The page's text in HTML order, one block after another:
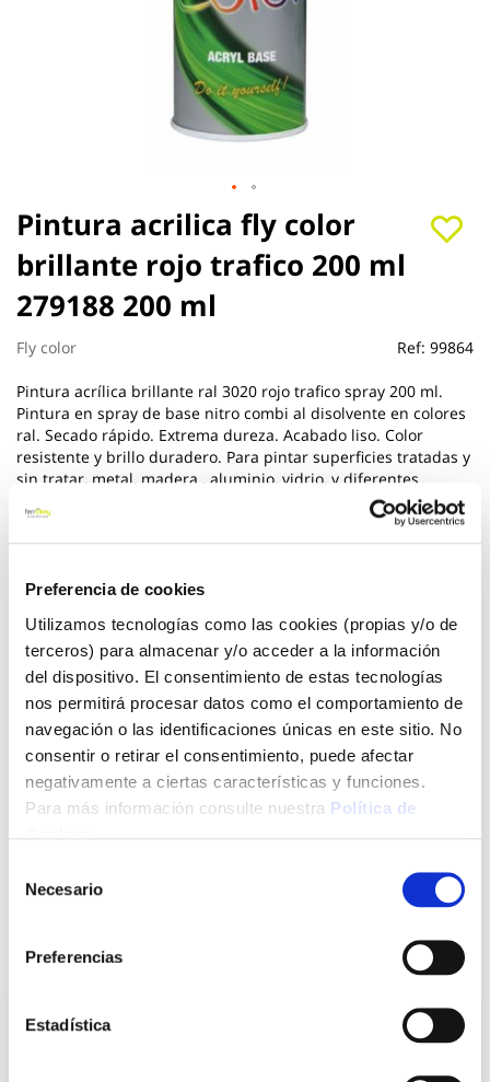
Preferencia de cookies
Utilizamos tecnologías como las cookies (propias y/o de
terceros) para almacenar y/o acceder a la información
del dispositivo. El consentimiento de estas tecnologías
nos permitirá procesar datos como el comportamiento de
navegación o las identificaciones únicas en este sitio. No
consentir o retirar el consentimiento, puede afectar
negativamente a ciertas características y funciones.
Para más información consulte nuestra Política de
Necesario
Preferencias
Estadística
Pintura acrilica fly color
brillante rojo trafico 200 ml
279188 200 ml
Fly color Ref: 99864
Pintura acrílica brillante ral 3020 rojo trafico spray 200 ml.
Pintura en spray de base nitro combi al disolvente en colores
ral. Secado rápido. Extrema dureza. Acabado liso. Color
resistente y brillo duradero. Para pintar superficies tratadas y
sin tratar, metal, madera , aluminio, vidrio, y diferentes
plásticos. Recomendar imprimar las superficies no tratadas.
200 ml de contenido. Medida 16.7 x 5.5 x 5.5 cm. Peso 0.210
kg.
*** Utilice los biocidas de forma segura. Lea siempre la
Ver más
2,71 €
Agotado
Avisarme
Saltar
al
comienzo
de
la
galería
de
También te puede interesar